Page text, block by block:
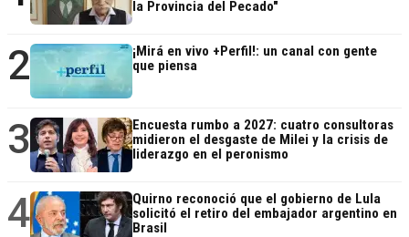
la Provincia del Pecado"
2
¡Mirá en vivo +Perfil!: un canal con gente
que piensa
3
Encuesta rumbo a 2027: cuatro consultoras
midieron el desgaste de Milei y la crisis de
liderazgo en el peronismo
4
Quirno reconoció que el gobierno de Lula
solicitó el retiro del embajador argentino en
Brasil